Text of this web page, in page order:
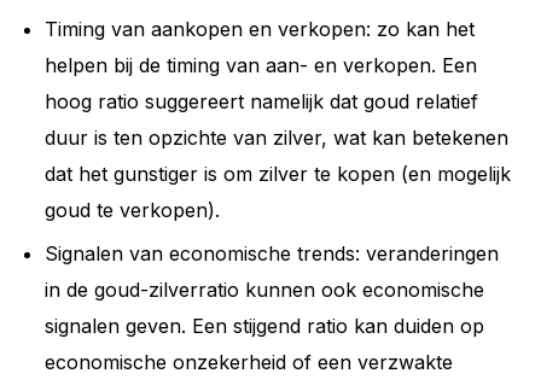
Timing van aankopen en verkopen: zo kan het
helpen bij de timing van aan- en verkopen. Een
hoog ratio suggereert namelijk dat goud relatief
duur is ten opzichte van zilver, wat kan betekenen
dat het gunstiger is om zilver te kopen (en mogelijk
goud te verkopen).
Signalen van economische trends: veranderingen
in de goud-zilverratio kunnen ook economische
signalen geven. Een stijgend ratio kan duiden op
economische onzekerheid of een verzwakte